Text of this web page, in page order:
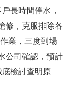
長時間停水，
修，克服排除各
業，三度到場
公司確認，預計
檢討查明原